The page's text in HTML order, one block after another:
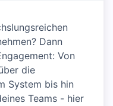
Dann
Von
die
System bis hin
Teams - hier